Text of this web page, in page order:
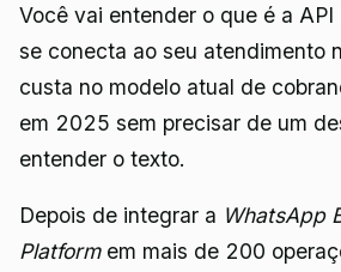
Você vai entender o que é a
se conecta ao seu atendimento
custa no modelo atual de
em 2025 sem precisar de um
entender o texto.
Depois de integrar a WhatsApp
Platformem mais de 200